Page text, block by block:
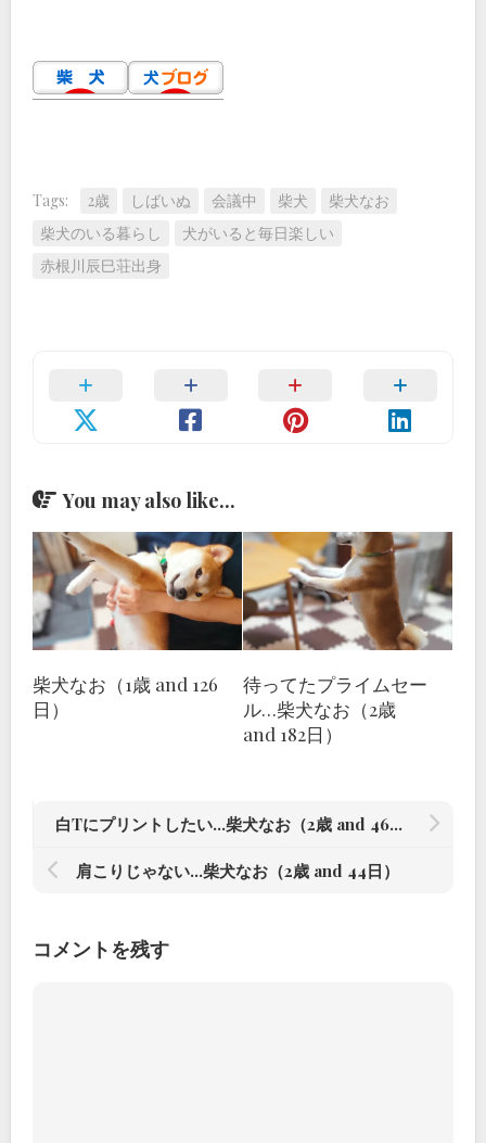
Tags: 2歳 しばいぬ 会議中 柴犬
柴犬なお
柴犬のいる暮らし
犬がいると毎日楽しい
赤根川辰巳荘出身
You may also like...
柴犬なお（1歳 and 126
日）
待ってたプライムセー
ル…柴犬なお（2歳
and 182日）
白Tにプリントしたい…柴犬なお（2歳 and 46日）
肩こりじゃない…柴犬なお（2歳 and 44日）
コメントを残す